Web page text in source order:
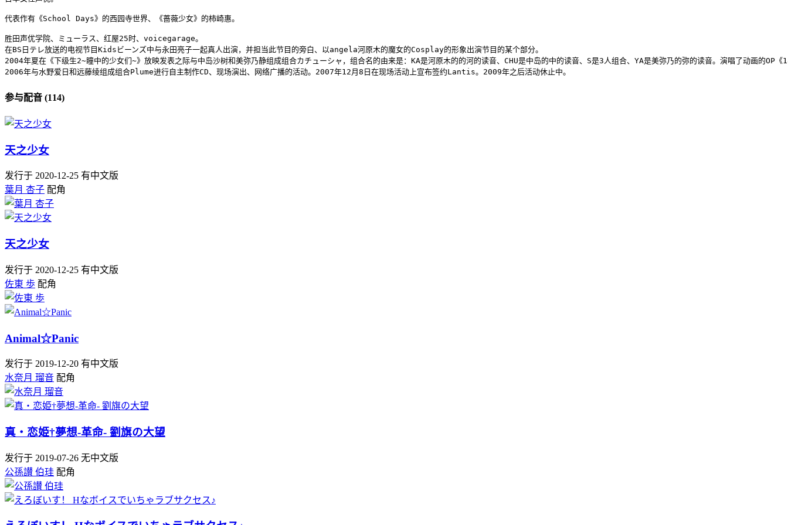
代表作有《School Days》的西园寺世界、《蔷薇少女》的柿崎惠。
胜田声优学院、ミューラス、红屋25时、voicegarage。
在BS日テレ放送的电视节目Kidsビーンズ中与永田亮子一起真人出演，并担当此节目的旁白、以angela河原木的魔女的Cosplay的形象出演节目的某个部分。
2004年夏在《下级生2~瞳中的少女们~》放映发表之际与中岛沙树和美弥乃静组成组合カチューシャ，组合名的由来是：KA是河原木的的河的读音、CHU是中岛的中的读音、S是3人组合、YA是美弥乃的弥的读音。演唱了动画的
2006年与水野爱日和远藤绫组成组合Plume进行自主制作CD、现场演出、网络广播的活动。2007年12月8日在现场活动上宣布签约Lantis。2009年之后活动休止中。
参与配音 (114)
天之少女
发行于 2020-12-25 有中文版
葉月 杏子 配角
天之少女
发行于 2020-12-25 有中文版
佐東 歩 配角
Animal☆Panic
发行于 2019-12-20 有中文版
水奈月 瑠音 配角
真・恋姫†夢想-革命- 劉旗の大望
发行于 2019-07-26 无中文版
公孫讃 伯珪 配角